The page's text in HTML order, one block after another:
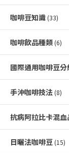
咖啡豆知識 (33)
咖啡飲品種類 (6)
國際通用咖啡豆
手沖咖啡技法 (8)
抗病阿拉比卡混血
日曬法咖啡豆 (15)